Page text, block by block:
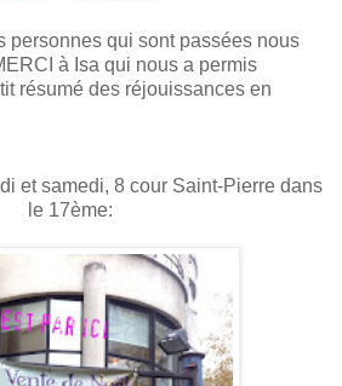
personnes qui sont passées nous
à Isa qui nous a permis
résumé des réjouissances en
et samedi, 8 cour Saint-Pierre dans
le 17ème: